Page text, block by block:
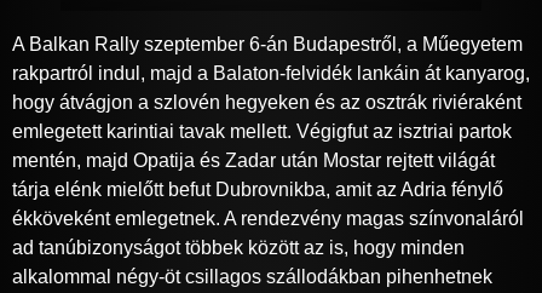
A Balkan Rally szeptember 6-án Budapestről, a Műegyetem
rakpartról indul, majd a Balaton-felvidék lankáin át kanyarog,
hogy átvágjon a szlovén hegyeken és az osztrák riviéraként
emlegetett karintiai tavak mellett. Végigfut az isztriai partok
mentén, majd Opatija és Zadar után Mostar rejtett világát
tárja elénk mielőtt befut Dubrovnikba, amit az Adria fénylő
ékköveként emlegetnek. A rendezvény magas színvonaláról
ad tanúbizonyságot többek között az is, hogy minden
alkalommal négy-öt csillagos szállodákban pihenhetnek